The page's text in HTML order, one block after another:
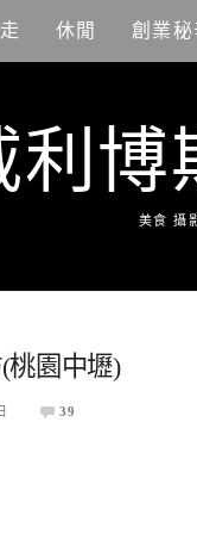
休閒 創業秘
利博
美食 攝
桃園中壢)
39